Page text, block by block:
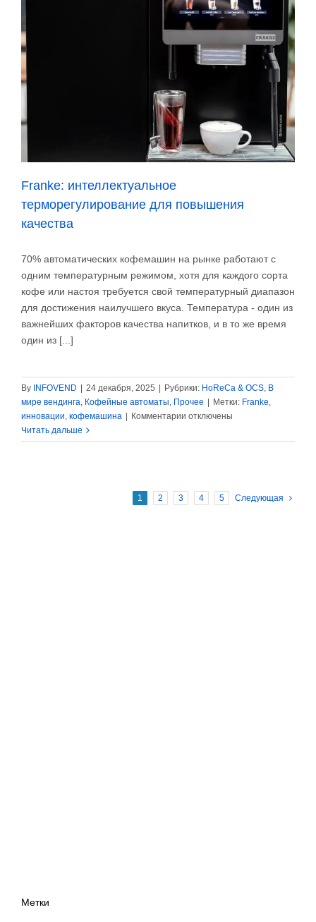
свой
юбилей
Franke: интеллектуальное
терморегулирование для повышения
качества
70% автоматических кофемашин на рынке работают с
одним температурным режимом, хотя для каждого сорта
кофе или настоя требуется свой температурный диапазон
для достижения наилучшего вкуса. Температура - один из
важнейших факторов качества напитков, и в то же время
один из [...]
By INFOVEND | 24 декабря, 2025 | Рубрики: HoReCa & OCS В
мире вендинга Кофейные автоматы Прочее | Метки: Franke
инновации кофемашина | Комментарии к
Franke:
повышения
отключены
Читать дальше
1 2 3 4 5 Следующая
Метки